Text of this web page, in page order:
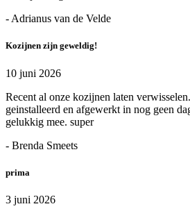
- Adrianus van de Velde
Kozijnen zijn geweldig!
10 juni 2026
Recent al onze kozijnen laten
geinstalleerd en afgewerkt in nog geen
gelukkig mee. super
- Brenda Smeets
prima
3 juni 2026